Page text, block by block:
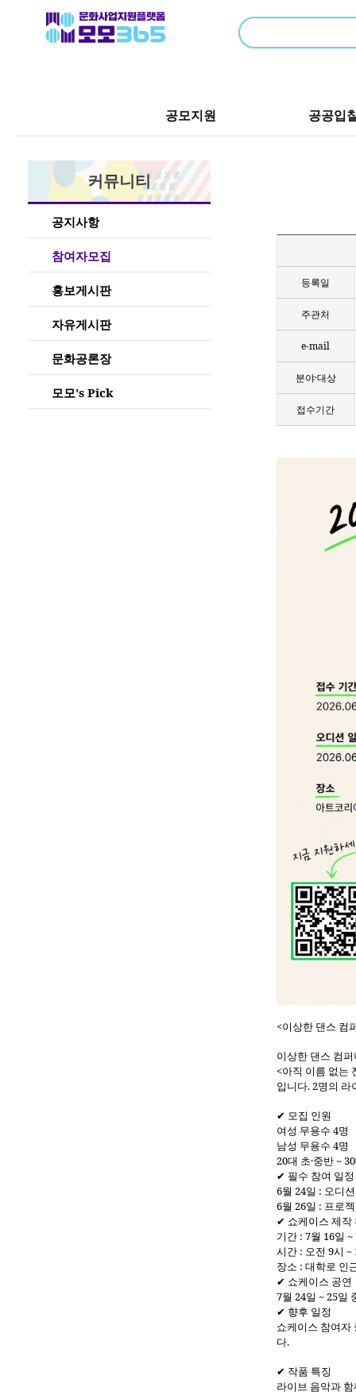
공모지원 공공입
커뮤니티
공지사항
참여자모집
홍보게시판
자유게시판
문화공론장
모모's Pick
등록일
주관처
e-mail
분야·대상
접수기간
<이상한 댄스 컴
이상한 댄스 컴
<아직 이름 없는
입니다. 2명의
✔ 모집 인원
여성 무용수 4명
남성 무용수 4명
20대 초·중반 ~
✔ 필수 참여 일정
6월 24일 : 오디션
6월 26일 : 프로
✔ 쇼케이스 제작
기간 : 7월 16일 ~
시간 : 오전 9시
장소 : 대학로 인
✔ 쇼케이스 공연
7월 24일 ~ 25일
✔ 향후 일정
쇼케이스 참여자
다.
✔ 작품 특징
라이브 음악과